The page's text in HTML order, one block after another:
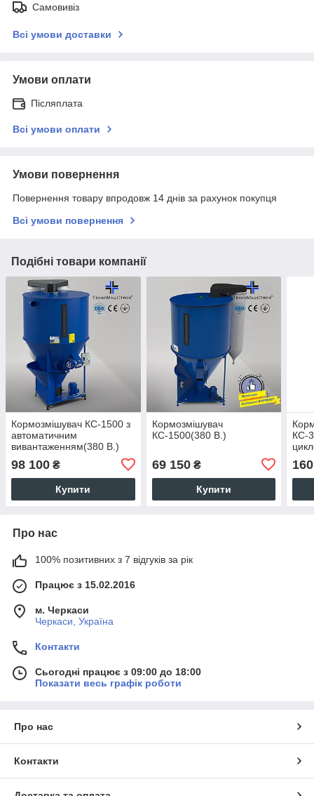
Самовивіз
Всі умови доставки
Умови оплати
Післяплата
Всі умови оплати
Умови повернення
Повернення товару впродовж 14 днів за рахунок покупця
Всі умови повернення
Подібні товари компанії
Кормозмішувач КС-1500 з
автоматичним
вивантаженням(380 В.)
98 100 ₴
Купити
Кормозмішувач
КС-1500(380 В.)
69 150₴
Купити
КС-
Про нас
100% позитивних з 7 відгуків за рік
Працює з 15.02.2016
м. Черкаси
Черкаси, Україна
Контакти
Сьогодні працює з 09:00 до 18:00
Показати весь графік роботи
Про нас
Контакти